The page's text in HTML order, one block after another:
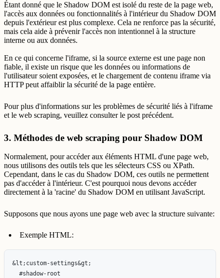
Étant donné que le Shadow DOM est isolé du reste de la page web,
l'accès aux données ou fonctionnalités à l'intérieur du Shadow DOM
depuis l'extérieur est plus complexe. Cela ne renforce pas la sécurité,
mais cela aide à prévenir l'accès non intentionnel à la structure
interne ou aux données.
En ce qui concerne l'iframe, si la source externe est une page non
fiable, il existe un risque que les données ou informations de
l'utilisateur soient exposées, et le chargement de contenu iframe via
HTTP peut affaiblir la sécurité de la page entière.
Pour plus d'informations sur les problèmes de sécurité liés à l'iframe
et le web scraping, veuillez consulter le post précédent.
3. Méthodes de web scraping pour Shadow DOM
Normalement, pour accéder aux éléments HTML d'une page web,
nous utilisons des outils tels que les sélecteurs CSS ou XPath.
Cependant, dans le cas du Shadow DOM, ces outils ne permettent
pas d'accéder à l'intérieur. C'est pourquoi nous devons accéder
directement à la 'racine' du Shadow DOM en utilisant JavaScript.
Supposons que nous ayons une page web avec la structure suivante:
Exemple HTML:
&lt;custom-settings&gt;
  #shadow-root